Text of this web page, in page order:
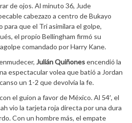
de ojos. Al minuto 36, Jude
cabezazo a centro de Bukayo
para que el Tri asimilara el golpe,
el propio Bellingham firmó su
comandado por Harry Kane.
Julián Quiñonesencendió la
espectacular volea que batió a Jordan
un 1-2 que devolvía la fe.
el guion a favor de México. Al 54′, el
vio la tarjeta roja directa por una dura
Con un hombre más, el empate